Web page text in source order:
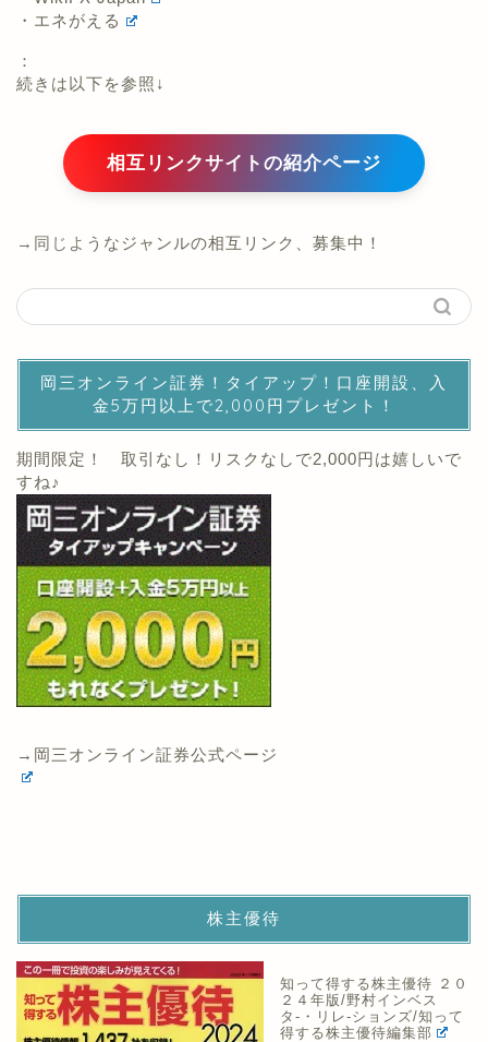
・エネがえる
：
続きは以下を参照↓
相互リンクサイトの紹介ページ
→同じようなジャンルの相互リンク、募集中！
岡三オンライン証券！タイアップ！口座開設、入
金5万円以上で2,000円プレゼント！
期間限定！ 取引なし！リスクなしで2,000円は嬉しいで
すね♪
→岡三オンライン証券公式ページ
株主優待
知って得する株主優待 ２０
２４年版/野村インベス
タ-・リレ-ションズ/知って
得する株主優待編集部